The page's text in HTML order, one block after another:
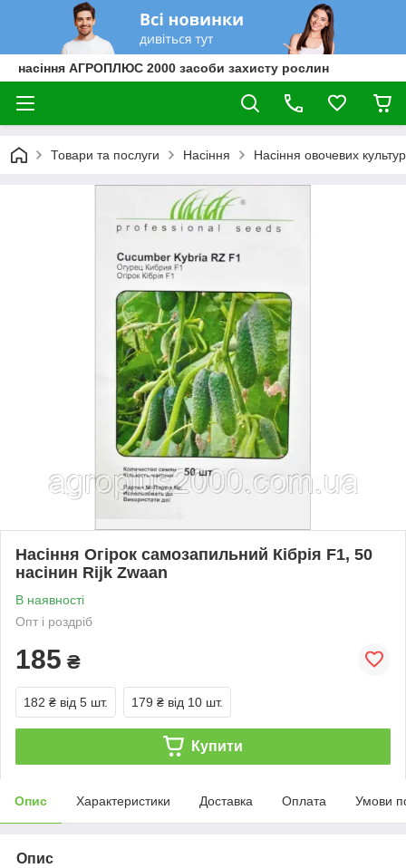
насіння АГРОПЛЮС 2000 засоби захисту рослин
Товари та послуги Насіння Насіння овочевих культур
Насіння Огірок самозапильний Кібрія F1, 50
насінин Rijk Zwaan
В наявності
Опт і роздріб
185 ₴
182 ₴ від 5 шт. 179 ₴ від 10 шт.
Купити
Опис Характеристики Доставка Оплата Умови
Опис